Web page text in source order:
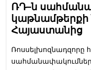
ՌԴ–ն
կաթնամթերքի
Հայաստանից
Ռոսսելխոզնադզորը